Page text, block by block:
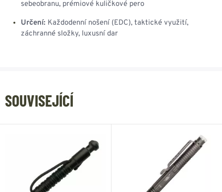
sebeobranu, prémiové kuličkové pero
Určení: Každodenní nošení (EDC), taktické využití,
záchranné složky, luxusní dar
SOUVISEJÍCÍ